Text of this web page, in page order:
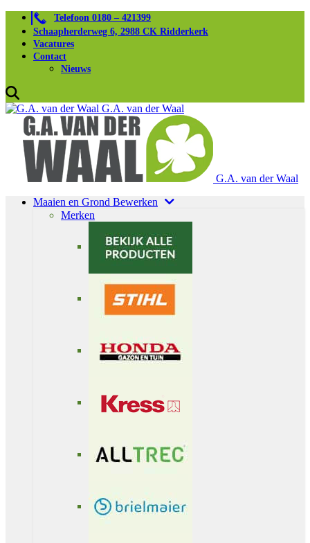
Telefoon 0180 – 421399
Schaapherderweg 6, 2988 CK Ridderkerk
Vacatures
Contact
Nieuws
G.A. van der Waal
G.A. van der Waal
Maaien en Grond Bewerken
Merken